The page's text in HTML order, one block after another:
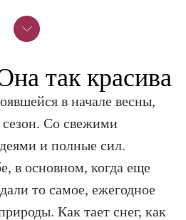
так красива
в начале весны,
Со свежими
и полные сил.
в основном, когда еще
то самое, ежегодное
Как тает снег, как